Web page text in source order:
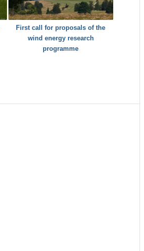
First call for proposals of the
wind energy research
programme